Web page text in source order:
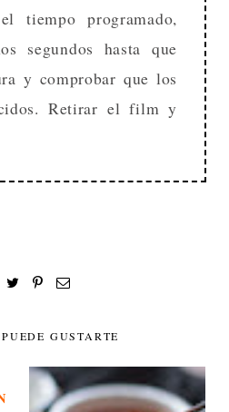
tiempo programado,
segundos hasta que
y comprobar que los
Retirar el film y
GUSTARTE